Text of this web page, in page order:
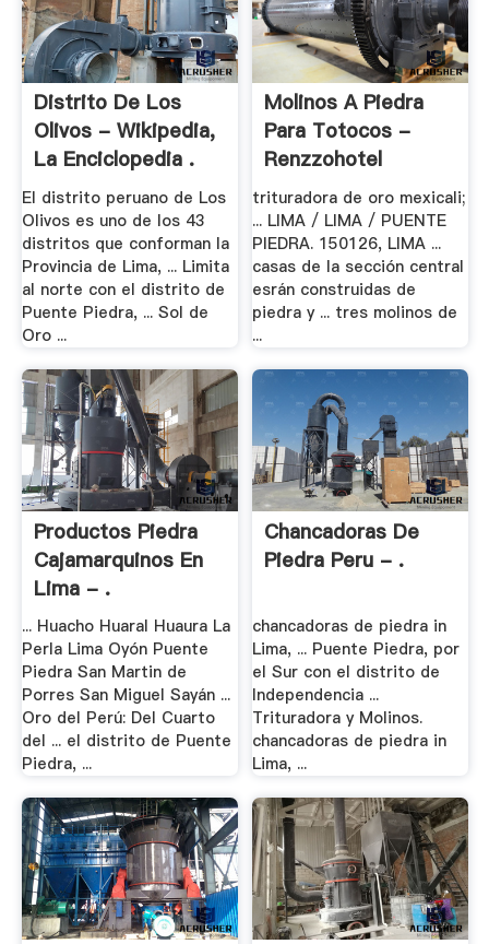
Distrito De Los
Olivos - Wikipedia,
La Enciclopedia .
El distrito peruano de Los
Olivos es uno de los 43
distritos que conforman la
Provincia de Lima, ... Limita
al norte con el distrito de
Puente Piedra, ... Sol de
Oro ...
Molinos A Piedra
Para Totocos -
Renzzohotel
trituradora de oro mexicali;
... LIMA / LIMA / PUENTE
PIEDRA. 150126, LIMA ...
casas de la sección central
esrán construidas de
piedra y ... tres molinos de
...
Productos Piedra
Cajamarquinos En
Lima - .
... Huacho Huaral Huaura La
Perla Lima Oyón Puente
Piedra San Martin de
Porres San Miguel Sayán ...
Oro del Perú: Del Cuarto
del ... el distrito de Puente
Piedra, ...
Chancadoras De
Piedra Peru - .
chancadoras de piedra in
Lima, ... Puente Piedra, por
el Sur con el distrito de
Independencia ...
Trituradora y Molinos.
chancadoras de piedra in
Lima, ...